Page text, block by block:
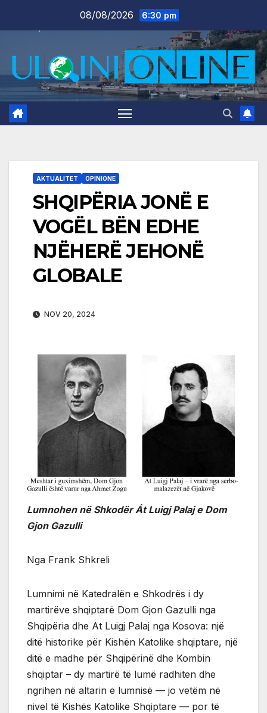
08/08/2026 6:30 pm
AKTUALITET OPINIONE
SHQIPËRIA JONË E
VOGËL BËN EDHE
NJËHERË JEHONË
GLOBALE
NOV 20, 2024
Lumnohen në Shkodër Át Luigj Palaj e Dom
Gjon Gazulli
Nga Frank Shkreli
Lumnimi në Katedralën e Shkodrës i dy
martirëve shqiptarë Dom Gjon Gazulli nga
Shqipëria dhe At Luigj Palaj nga Kosova: një
ditë historike për Kishën Katolike shqiptare, një
ditë e madhe për Shqipërinë dhe Kombin
shqiptar – dy martirë të lumë radhiten dhe
ngrihen në altarin e lumnisë — jo vetëm në
nivel të Kishës Katolike Shqiptare — por të